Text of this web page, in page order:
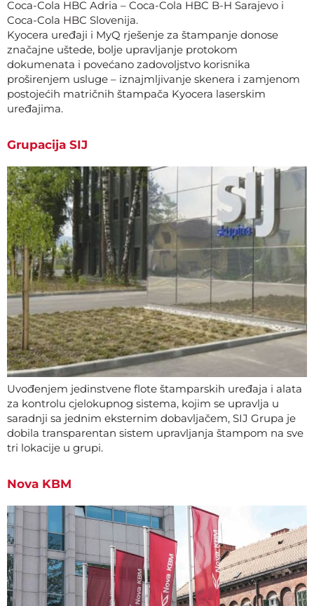
Coca-Cola HBC Adria – Coca-Cola HBC B-H Sarajevo i
Coca-Cola HBC Slovenija.
Kyocera uređaji i MyQ rješenje za štampanje donose
značajne uštede, bolje upravljanje protokom
dokumenata i povećano zadovoljstvo korisnika
proširenjem usluge – iznajmljivanje skenera i zamjenom
postojećih matričnih štampača Kyocera laserskim
uređajima.
Grupacija SIJ
Uvođenjem jedinstvene flote štamparskih uređaja i alata
za kontrolu cjelokupnog sistema, kojim se upravlja u
saradnji sa jednim eksternim dobavljačem, SIJ Grupa je
dobila transparentan sistem upravljanja štampom na sve
tri lokacije u grupi.
Nova KBM